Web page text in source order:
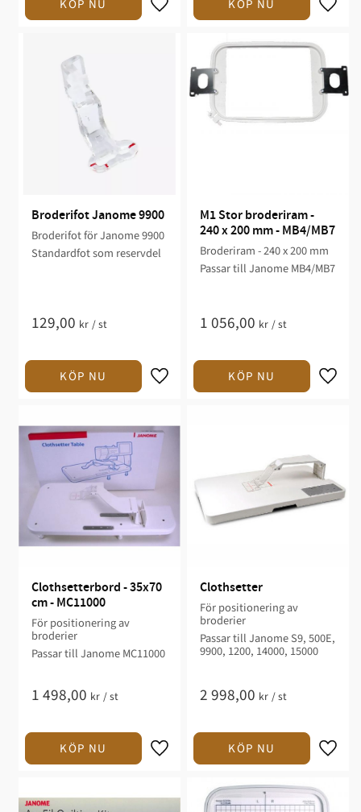
Broderifot Janome 9900
Broderifot för Janome 9900
Standardfot som reservdel
129,00 kr /st
M1 Stor broderiram -
240 x 200 mm - MB4/MB7
Broderiram - 240 x 200 mm
Passar till Janome MB4/MB7
1 056,00 kr /st
Clothsetterbord - 35x70
cm - MC11000
För positionering av
broderier
Passar till Janome MC11000
1 498,00 kr /st
Clothsetter
För positionering av
broderier
Passar till Janome S9, 500E,
9900, 1200, 14000, 15000
2 998,00 kr /st